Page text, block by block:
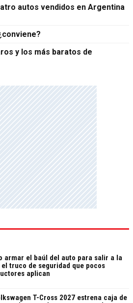
autos vendidos en Argentina
y los más baratos de
armar el baúl del auto para salir a la
truco de seguridad que pocos
aplican
T-Cross 2027 estrena caja de